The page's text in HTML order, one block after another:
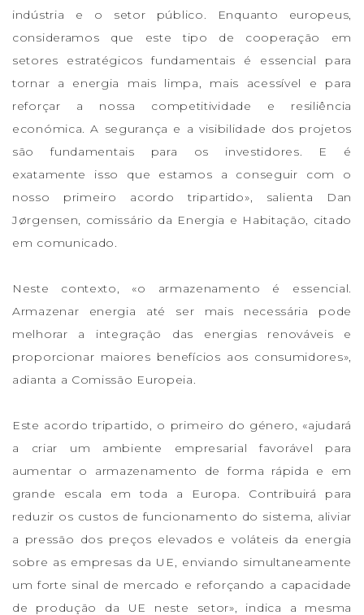
indústria e o setor público. Enquanto europeus,
consideramos que este tipo de cooperação em
setores estratégicos fundamentais é essencial para
tornar a energia mais limpa, mais acessível e para
reforçar a nossa competitividade e resiliência
económica. A segurança e a visibilidade dos projetos
são fundamentais para os investidores. E é
exatamente isso que estamos a conseguir com o
nosso primeiro acordo tripartido», salienta Dan
Jørgensen, comissário da Energia e Habitação, citado
em comunicado.
Neste contexto, «o armazenamento é essencial.
Armazenar energia até ser mais necessária pode
melhorar a integração das energias renováveis e
proporcionar maiores benefícios aos consumidores»,
adianta a Comissão Europeia.
Este acordo tripartido, o primeiro do género, «ajudará
a criar um ambiente empresarial favorável para
aumentar o armazenamento de forma rápida e em
grande escala em toda a Europa. Contribuirá para
reduzir os custos de funcionamento do sistema, aliviar
a pressão dos preços elevados e voláteis da energia
sobre as empresas da UE, enviando simultaneamente
um forte sinal de mercado e reforçando a capacidade
de produção da UE neste setor», indica a mesma